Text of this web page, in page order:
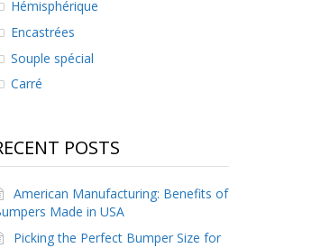
Hémisphérique
Encastrées
Souple spécial
Carré
POSTS
American Manufacturing: Benefits of
Made in USA
Picking the Perfect Bumper Size for